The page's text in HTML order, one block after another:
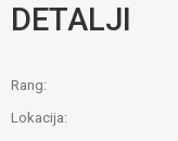
DETALJI
Rang:
Lokacija: